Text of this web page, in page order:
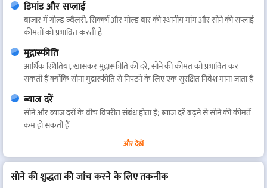
डिमांड और सप्लाई
बाज़ार में गोल्ड ज्वैलरी, सिक्कों और गोल्ड बार की स्थानीय मांग और सोने की सप्लाई
कीमतों को प्रभावित करती है
मुद्रास्फीति
आर्थिक स्थितियां, खासकर मुद्रास्फीति की दरें, सोने की कीमत को प्रभावित कर
सकती हैं क्योंकि सोना मुद्रास्फीति से निपटने के लिए एक सुरक्षित निवेश माना जाता है
ब्याज दरें
सोने और ब्याज दरों के बीच विपरीत संबंध होता है; ब्याज दरें बढ़ने से सोने की कीमतें
कम हो सकती हैं
सोने पर आयात शुल्क और अन्य सरकारी नियमों का कीमतों पर प्रभाव पड़ सकता है
बाज़ार के उतार-चढ़ाव का अनुमान
और देखें
सोने की शुद्धता की जांच करने के लिए तकनीक